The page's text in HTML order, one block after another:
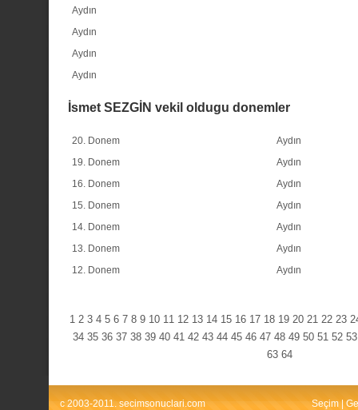
Aydın
Aydın
Aydın
Aydın
İsmet SEZGİN vekil oldugu donemler
20. Donem
Aydın
19. Donem
Aydın
16. Donem
Aydın
15. Donem
Aydın
14. Donem
Aydın
13. Donem
Aydın
12. Donem
Aydın
1 2 3 4 5 6 7 8 9 10 11 12 13 14 15 16 17 18 19 20 21 22 23
34 35 36 37 38 39 40 41 42 43 44 45 46 47 48 49 50 51 52 53
63 64
c 2003-2011. secimsonuclari.com Seçim |